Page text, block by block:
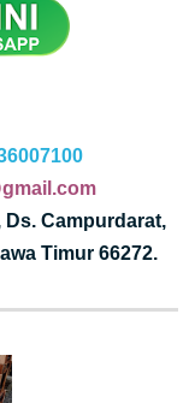
Campurdarat,
Timur 66272.